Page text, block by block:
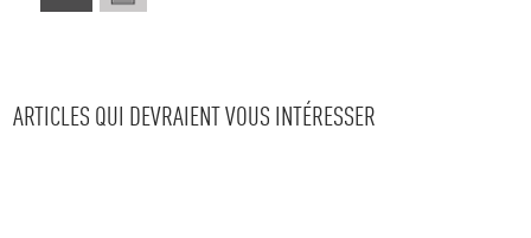
ARTICLES QUI DEVRAIENT VOUS INTÉRESSER